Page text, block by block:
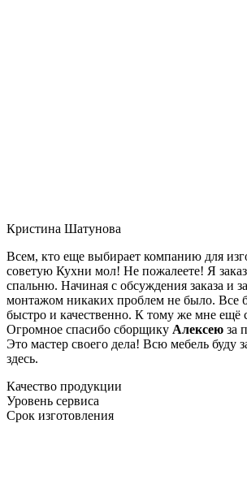
Кристина Шатунова
Всем, кто еще выбирает компанию для
советую Кухни мол! Не пожалеете! Я
спальню. Начиная с обсуждения заказа и
монтажом никаких проблем не было. Все
быстро и качественно. К тому же мне ещё
Огромное спасибо сборщику Алексею за
Это мастер своего дела! Всю мебель буду
здесь.
Качество продукции
Уровень сервиса
Срок изготовления